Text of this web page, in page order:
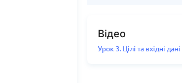
Відео
Урок 3. Цілі та вхідні дані